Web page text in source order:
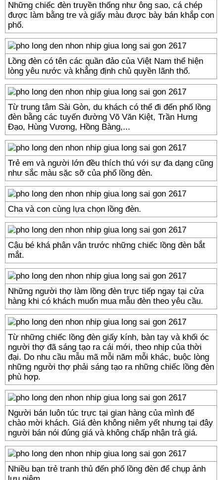
Những chiếc đèn truyền thống như ông sao, cá chép
được làm bằng tre và giấy màu được bày bán khắp con
phố.
Lồng đèn có tên các quần đảo của Việt Nam thể hiện
lòng yêu nước và khẳng định chủ quyền lãnh thổ.
Từ trung tâm Sài Gòn, du khách có thể đi đến phố lồng
đèn bằng các tuyến đường Võ Văn Kiệt, Trần Hưng
Đạo, Hùng Vương, Hồng Bàng,...
Trẻ em và người lớn đều thích thú với sự đa dạng cũng
như sắc màu sặc sỡ của phố lồng đèn.
Cha và con cùng lựa chọn lồng đèn.
Cậu bé khá phân vân trước những chiếc lồng đèn bắt
mắt.
Những người thợ làm lồng đèn trực tiếp ngay tại cửa
hàng khi có khách muốn mua mẫu đèn theo yêu cầu.
Từ những chiếc lồng đèn giấy kính, bàn tay và khối óc
người thợ đã sáng tạo ra cái mới, theo nhịp của thời
đại. Do nhu cầu mẫu mã mỗi năm mỗi khác, buộc lòng
những người thợ phải sáng tạo ra những chiếc lồng đèn
phù hợp.
Người bán luôn túc trực tại gian hàng của mình để
chào mời khách. Giá đèn không niêm yết nhưng tại đây
người bán nói đúng giá và không chấp nhận trả giá.
Nhiều bạn trẻ tranh thủ đến phố lồng đèn để chụp ảnh